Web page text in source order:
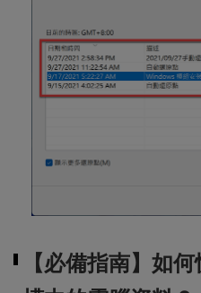
【必備指南】如